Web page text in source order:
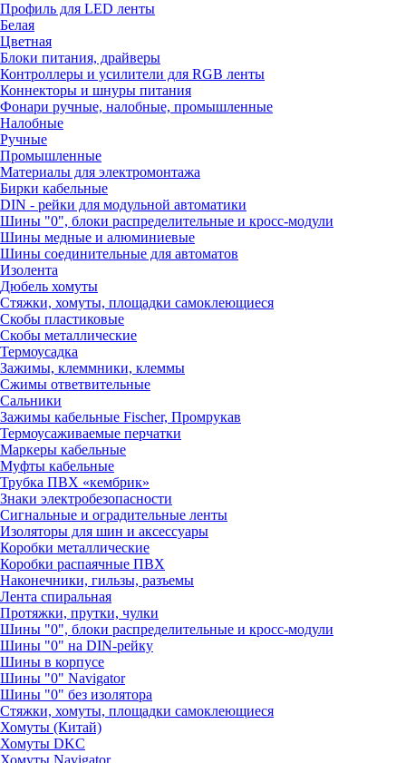
Профиль для LED ленты
Белая
Цветная
Блоки питания, драйверы
Контроллеры и усилители для RGB ленты
Коннекторы и шнуры питания
Фонари ручные, налобные, промышленные
Налобные
Ручные
Промышленные
Материалы для электромонтажа
Бирки кабельные
DIN - рейки для модульной автоматики
Шины "0", блоки распределительные и кросс-модули
Шины медные и алюминиевые
Шины соединительные для автоматов
Изолента
Дюбель хомуты
Стяжки, хомуты, площадки самоклеющиеся
Скобы пластиковые
Скобы металлические
Термоусадка
Зажимы, клеммники, клеммы
Сжимы ответвительные
Сальники
Зажимы кабельные Fischer, Промрукав
Термоусаживаемые перчатки
Маркеры кабельные
Муфты кабельные
Трубка ПВХ «кембрик»
Знаки электробезопасности
Сигнальные и оградительные ленты
Изоляторы для шин и аксессуары
Коробки металлические
Коробки распаячные ПВХ
Наконечники, гильзы, разъемы
Лента спиральная
Протяжки, прутки, чулки
Шины "0", блоки распределительные и кросс-модули
Шины "0" на DIN-рейку
Шины в корпусе
Шины "0" Navigator
Шины "0" без изолятора
Стяжки, хомуты, площадки самоклеющиеся
Хомуты (Китай)
Хомуты DKC
Хомуты Navigator